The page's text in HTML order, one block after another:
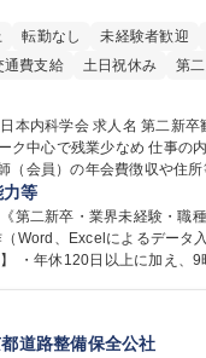
転勤なし 未経験者歓迎
通費支給 土日祝休み 第
新卒歓迎！【正社員事務】
なめ 仕事の内容 日本内科学会の会
（会員）の年会費徴収や住
対応をお任せします。将来的
わっていただきます。 【会員管理・デ
員）の住所変更、個人情報
入金データの照合確認 【問
ク中心で残業少なめ
等
第二新卒・業界未経験・職
Word、Excelによるデータ
】 ・学会内における各種委
格 学歴：大学院 大学 語学
道路整備保全公社